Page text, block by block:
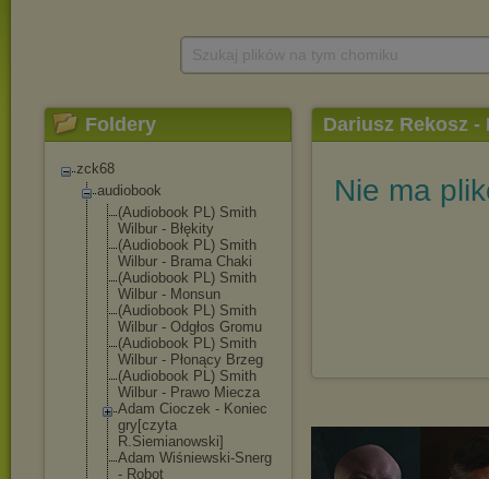
Foldery
zck68
audiobook
(Audiobook PL) Smith
Wilbur - Błękity
(Audiobook PL) Smith
Wilbur - Brama Chaki
(Audiobook PL) Smith
Wilbur - Monsun
(Audiobook PL) Smith
Wilbur - Odgłos Gromu
(Audiobook PL) Smith
Wilbur - Płonący Brzeg
(Audiobook PL) Smith
Wilbur - Prawo Miecza
Adam Cioczek - Koniec
gry[czyta
R.Siemianowski]
Adam Wiśniewski-Snerg
- Robot
Dariusz Rekosz
Nie ma